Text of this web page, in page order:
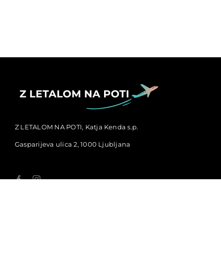
Z LETALOM NA POTI, Katja Kenda s.p.
Gasparijeva ulica 2, 1000 Ljubljana